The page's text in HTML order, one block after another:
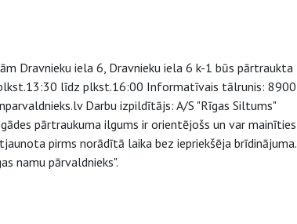
Dravnieku iela 6, Dravnieku iela 6 k-1 būs pārtraukta
līdz plkst.16:00 Informatīvais tālrunis: 8900
Darbu izpildītājs: A/S "Rīgas Siltums"
pārtraukuma ilgums ir orientējošs un var mainīties
pirms norādītā laika bez iepriekšēja brīdinājuma.
namu pārvaldnieks".